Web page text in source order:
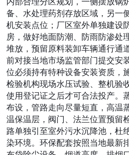
备、水处理药剂存放区域，另一
机安装点位；厂区室外单独建设
房，做好地面防潮、防雨防渗处
堆放，预留原料装卸车辆通行通
前对接当地市场监管部门提交安
位必须持有特种设备安装资质，
检验机构现场水压试验、整机验
使用登记证之后才可合法投产。
布设，管路走向尽量短直，高温
温保温层，阀门、法兰位置预留
路单独引至室外污水沉降池，杜
染环境。环保配套按照当地最新